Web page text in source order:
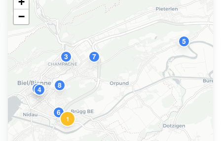
1
3
4
5
6
7
8
9
10
−